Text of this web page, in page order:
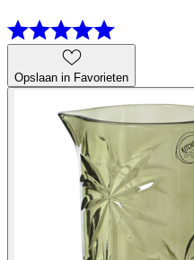
Opslaan in Favorieten